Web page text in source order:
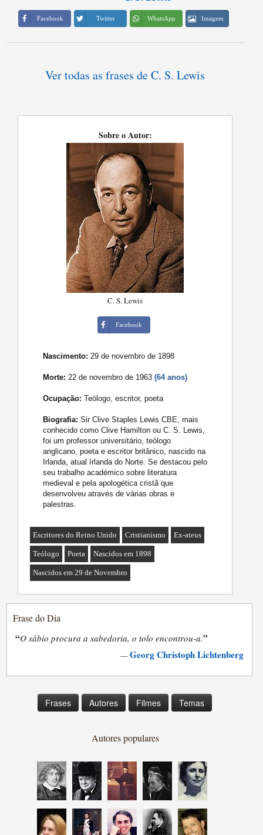
Facebook Twitter WhatsApp Imagem
Ver todas as frases de C. S. Lewis
Sobre o Autor:
C. S. Lewis
Facebook
Nascimento: 29 de novembro de 1898
Morte: 22 de novembro de 1963(64 anos)
Ocupação: Teólogo, escritor, poeta
Biografia: Sir Clive Staples Lewis CBE, mais
conhecido como Clive Hamilton ou C. S. Lewis,
foi um professor universitário, teólogo
anglicano, poeta e escritor britânico, nascido na
Irlanda, atual Irlanda do Norte. Se destacou pelo
seu trabalho académico sobre literatura
medieval e pela apologética cristã que
desenvolveu através de várias obras e
palestras.
Escritores do Reino Unido Cristianismo Ex-ateus
Teólogo Poeta Nascidos em 1898
Nascidos em 29 de Novembro
Frase do Dia
“O sábio procura a sabedoria, o tolo encontrou-a.”
—Georg Christoph Lichtenberg
Frases Autores Filmes Temas
Autores populares